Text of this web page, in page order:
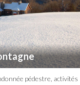
pédestre, activités